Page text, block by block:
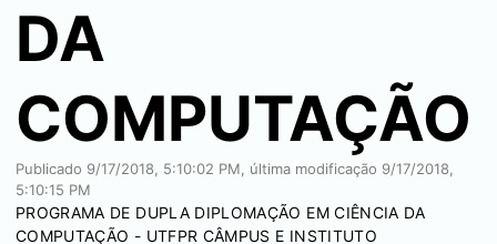
DA
COMPUTAÇÃO
Publicado 9/17/2018, 5:10:02 PM , última modificação 9/17/2018,
5:10:15 PM
PROGRAMA DE DUPLA DIPLOMAÇÃO EM CIÊNCIA DA
COMPUTAÇÃO - UTFPR CÂMPUS E INSTITUTO